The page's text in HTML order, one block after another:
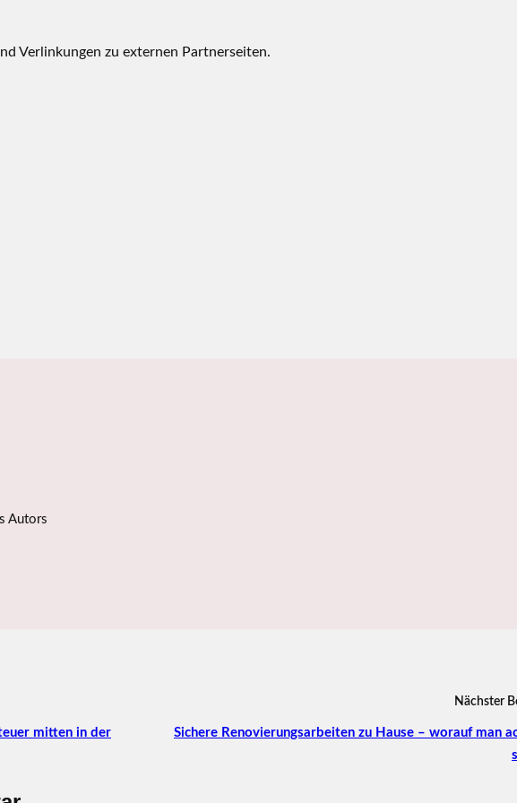
Verlinkungen zu externen Partnerseiten.
Autors
mitten in der
Nächster
Sichere Renovierungsarbeiten zu Hause – worauf man